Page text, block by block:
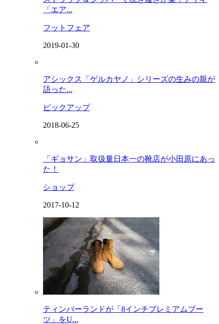
「エア...
フットフェア
2019-01-30
アシックス「ゲルカヤノ」シリーズの生みの親が
語った...
ピックアップ
2018-06-25
「ギョサン」取扱量日本一の靴店が小田原にあっ
た！
ショップ
2017-10-12
ティンバーランドが「8インチプレミアムブー
ツ」をU...